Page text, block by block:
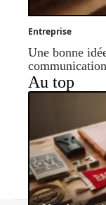
Entreprise
Une bonne
Au top